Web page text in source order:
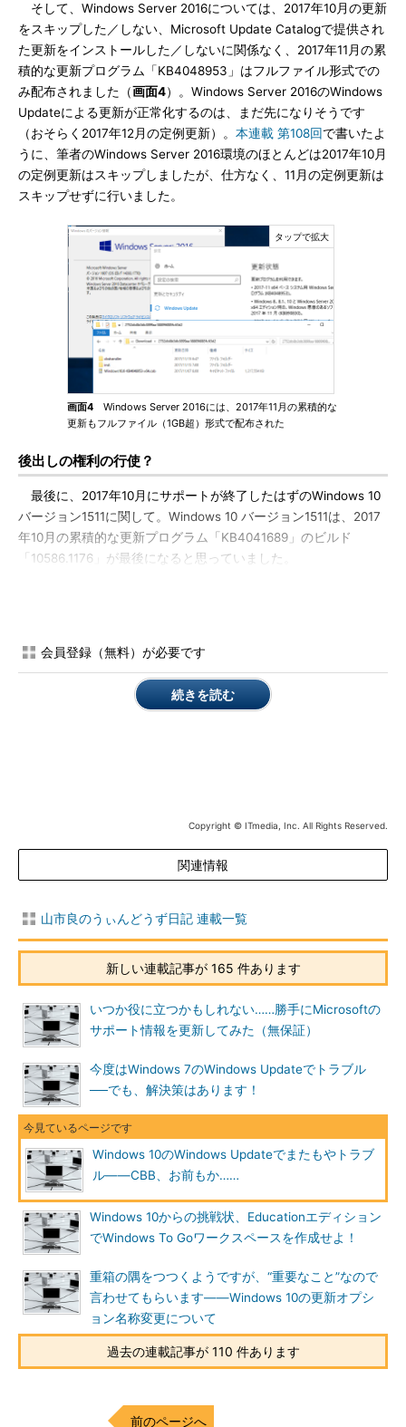
そして、Windows Server 2016については、2017年10月の更新
をスキップした／しない、Microsoft Update Catalogで提供され
た更新をインストールした／しないに関係なく、2017年11月の累
積的な更新プログラム「KB4048953」はフルファイル形式での
み配布されました（画面4）。Windows Server 2016のWindows
Updateによる更新が正常化するのは、まだ先になりそうです
（おそらく2017年12月の定例更新）。 本連載 第108回で書いたよ
うに、筆者のWindows Server 2016環境のほとんどは2017年10月
の定例更新はスキップしましたが、仕方なく、11月の定例更新は
スキップせずに行いました。
画面4 Windows Server 2016には、2017年11月の累積的な
更新もフルファイル（1GB超）形式で配布された
後出しの権利の行使？
最後に、2017年10月にサポートが終了したはずのWindows 10
バージョン1511に関して。Windows 10 バージョン1511は、2017
年10月の累積的な更新プログラム「KB4041689」のビルド
「10586.1176」が最後になると思っていました。
プログラムが提供されることになりました。
2017年11月には累積的な更新プログラム「KB4048952」が提
（Windowsのサポート）
画面5
Windows 10 バージョン1511のPro／Homeエディシ
ョンには、2017年11月以降の累積的な更新プログラムは配布
されない
筆者紹介
山市 良（やまいち りょう）
岩手県花巻市在住。Microsoft MVP：Cloud and Datacenter
Management（Oct 2008 - Sep 2016）。SIer、IT出版社、中堅
に。Microsoft製品、テクノロジーを中心に、IT雑誌、Webサイ
トへの記事の寄稿、ドキュメント作成、事例取材などを手掛け
る。個人ブログは『山市良のえぬなんとかわーるど
Windows Server 2016テクノロジ入門－完全版
社）。
会員登録（無料）が必要です
続きを読む
Copyright © ITmedia, Inc. All Rights Reserved.
関連情報
山市良のうぃんどうず日記 連載一覧
新しい連載記事が 165 件あります
いつか役に立つかもしれない……勝手にMicrosoftの
サポート情報を更新してみた（無保証）
今度はWindows 7のWindows Updateでトラブル
──でも、解決策はあります！
Windows 10のWindows Updateでまたもやトラブ
ル――CBB、お前もか……
Windows 10からの挑戦状、Educationエディション
でWindows To Goワークスペースを作成せよ！
重箱の隅をつつくようですが、“重要なこと”なので
言わせてもらいます――Windows 10の更新オプシ
ョン名称変更について
過去の連載記事が 110 件あります
前のページへ